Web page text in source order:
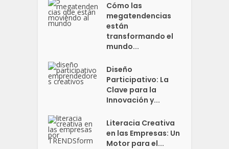
Cómo las
megatendencias
están
transformando el
mundo...
Diseño
Participativo: La
Clave para la
Innovación y...
Literacia Creativa
en las Empresas: Un
Motor para el...